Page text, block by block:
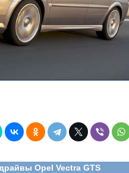
Opel Vectra GTS